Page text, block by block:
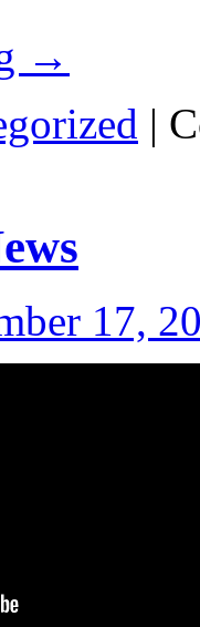
→
|
17,